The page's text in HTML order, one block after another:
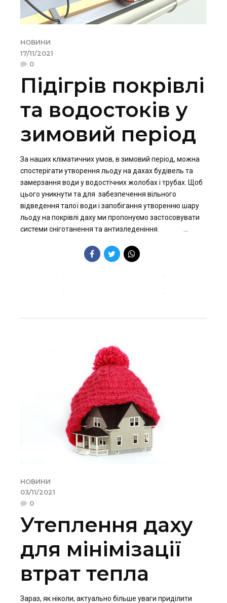
НОВИНИ
17/11/2021
0
Підігрів покрівлі
та водостоків у
зимовий період
За наших кліматичних умов, в зимовий період, можна
спостерігати утворення льоду на дахах будівель та
замерзання води у водостічних жолобах і трубах. Щоб
цього уникнути та для забезпечення вільного
відведення талої води і запобігання утворенню шару
льоду на покрівлі даху ми пропонуємо застосовувати
системи сніготанення та антизледеніння. ...
НОВИНИ
03/11/2021
0
Утеплення даху
для мінімізації
втрат тепла
Зараз, як ніколи, актуально більше уваги приділити